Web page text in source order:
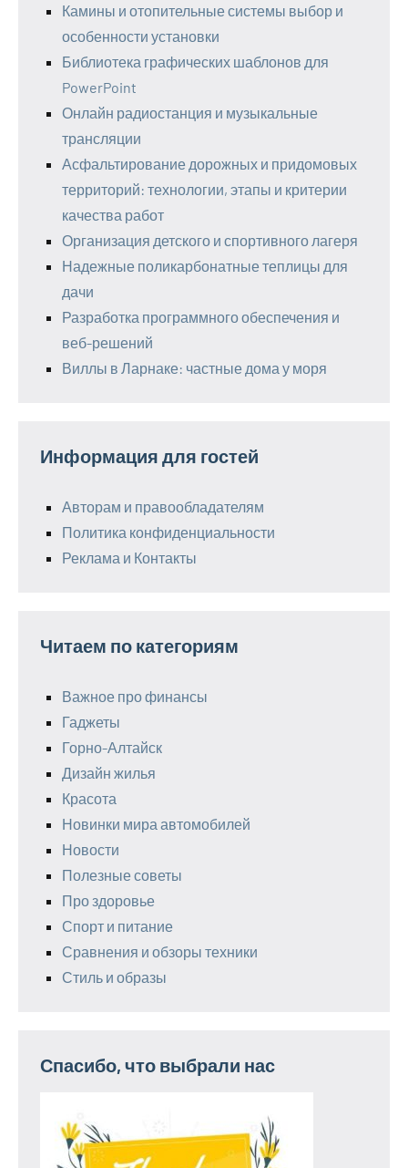
Камины и отопительные системы выбор и
особенности установки
Библиотека графических шаблонов для
PowerPoint
Онлайн радиостанция и музыкальные
трансляции
Асфальтирование дорожных и придомовых
территорий: технологии, этапы и критерии
качества работ
Организация детского и спортивного лагеря
Надежные поликарбонатные теплицы для
дачи
Разработка программного обеспечения и
веб-решений
Виллы в Ларнаке: частные дома у моря
Информация для гостей
Авторам и правообладателям
Политика конфиденциальности
Реклама и Контакты
Читаем по категориям
Важное про финансы
Гаджеты
Горно-Алтайск
Дизайн жилья
Красота
Новинки мира автомобилей
Новости
Полезные советы
Про здоровье
Спорт и питание
Сравнения и обзоры техники
Стиль и образы
Спасибо, что выбрали нас